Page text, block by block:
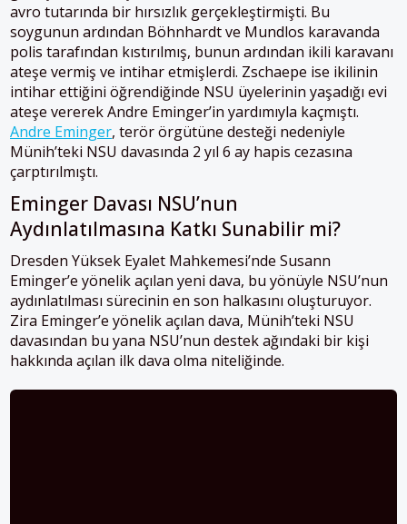
avro tutarında bir hırsızlık gerçekleştirmişti. Bu
soygunun ardından Böhnhardt ve Mundlos karavanda
polis tarafından kıstırılmış, bunun ardından ikili karavanı
ateşe vermiş ve intihar etmişlerdi. Zschaepe ise ikilinin
intihar ettiğini öğrendiğinde NSU üyelerinin yaşadığı evi
ateşe vererek Andre Eminger’in yardımıyla kaçmıştı.
Andre Eminger, terör örgütüne desteği nedeniyle
Münih’teki NSU davasında 2 yıl 6 ay hapis cezasına
çarptırılmıştı.
Eminger Davası NSU’nun
Aydınlatılmasına Katkı Sunabilir mi?
Dresden Yüksek Eyalet Mahkemesi’nde Susann
Eminger’e yönelik açılan yeni dava, bu yönüyle NSU’nun
aydınlatılması sürecinin en son halkasını oluşturuyor.
Zira Eminger’e yönelik açılan dava, Münih’teki NSU
davasından bu yana NSU’nun destek ağındaki bir kişi
hakkında açılan ilk dava olma niteliğinde.